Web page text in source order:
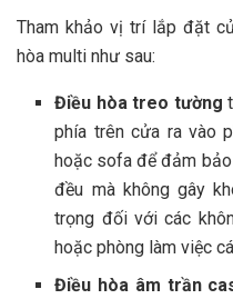
Tham khảo vị trí lắp đặt
hòa multi như sau:
Điều hòa treo tường
phía trên cửa ra vào
hoặc sofa để đảm
đều mà không gây
trọng đối với các
hoặc phòng làm việc
Điều hòa âm trần